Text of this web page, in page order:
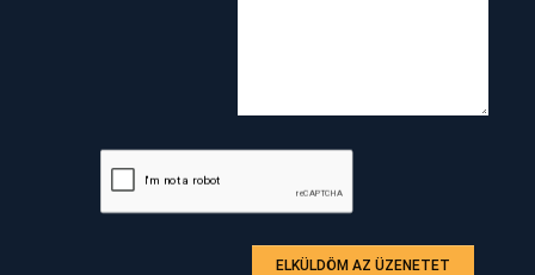
ELKÜLDÖM AZ ÜZENETET